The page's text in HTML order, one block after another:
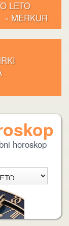
LETO
› MERKUR
horoskop